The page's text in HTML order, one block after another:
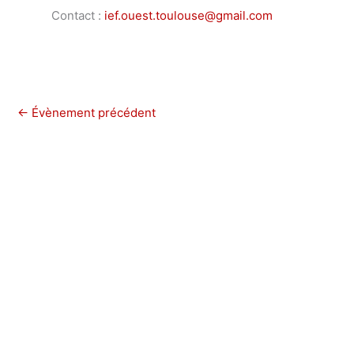
Contact : ief.ouest.toulouse@gmail.com
← Évènement précédent